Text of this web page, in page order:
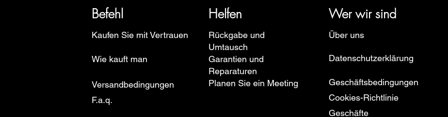
Befehl Helfen Wer wir sind
Europe, Ruhla, Martin Braun, Swiss Military, Sturmanskie und Zeppelin.
Kaufen Sie mit Vertrauen
Wie kauft man
Versandbedingungen
Rückgabe und
Umtausch
Garantien und
Reparaturen
Planen Sie ein Meeting
F.a.q.
Über uns
Datenschutzerklärung
Geschäftsbedingungen
Cookies-Richtlinie
Geschäfte